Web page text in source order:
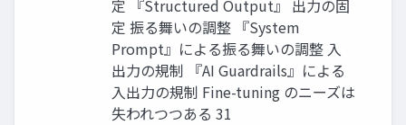
定 『Structured Output』 出力の固
定 振る舞いの調整 『System
Prompt』による振る舞いの調整 入
出力の規制 『AI Guardrails』による
入出力の規制 Fine-tuning のニーズは
失われつつある 31